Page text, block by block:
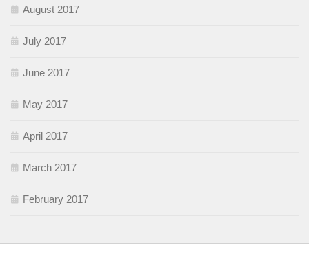
August 2017
July 2017
June 2017
May 2017
April 2017
March 2017
February 2017